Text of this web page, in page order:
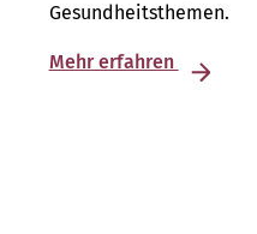
Gesundheitsthemen.
Mehr erfahren